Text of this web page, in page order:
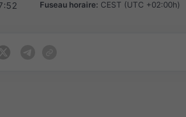
Fuseau horaire: CEST (UTC +02:00h)